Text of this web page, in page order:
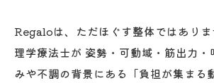
Regaloは、ただほぐす整体ではありま
理学療法士が 姿勢・可動域・筋出力・
みや不調の背景にある「負担が集まる